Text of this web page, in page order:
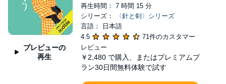
プレビューの
再生
再生時間： 7 時間 15 分
シリーズ：
〈針と剣〉シリーズ
言語： 日本語
4.5
71件のカスタマー
レビュー
￥2,480 で購入、またはプレミアムプ
ラン30日間無料体験で試す